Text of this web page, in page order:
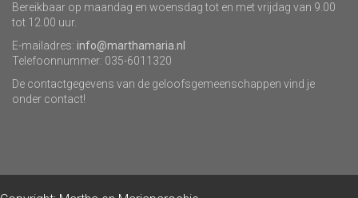
Bereikbaar op maandag en woensdag tot en met vrijdag van 9.00
tot 12.00 uur.
E-mailadres: info@marthamaria.nl
Telefoonnummer: 035-6011320
De contactgegevens van de geloofsgemeenschappen vind je
onder contact!